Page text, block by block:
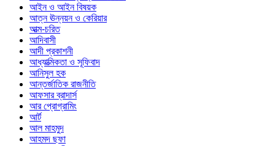
আইন ও আইন বিষয়ক
আত্ন ঊন্নয়ন ও কেরিয়ার
আত্ম-চরিত
আদিবাসী
আদী প্রকাশনী
আধ্যাত্মিকতা ও সূফিবাদ
আনিসুল হক
আন্তর্জাতিক রাজনীতি
আফসার ব্রাদার্স
আর প্রোগ্রামিং
আর্ট
আল মাহমুদ
আহমদ ছফা